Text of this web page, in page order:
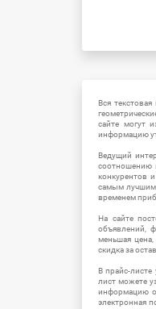
Вся
сайте могут
информацию
Ведущий
соотношению
конкурентов
самым лучшим
временем
На сайте
объявлений,
меньшая
скидка за
В прайс-
лист можете
информацию
электронная